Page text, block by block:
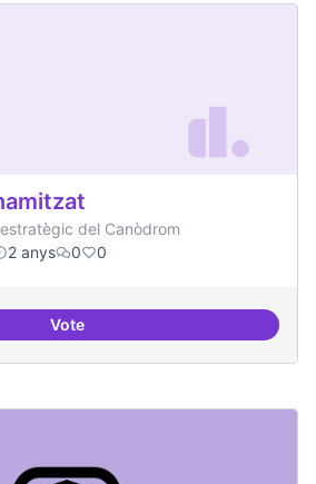
del Canòdrom
2 anys 0 0
VoteBar obert i dinamitzat